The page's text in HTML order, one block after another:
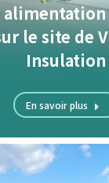
le site de
Insulation
En savoir plus